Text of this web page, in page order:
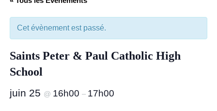
Cet évènement est passé.
Saints Peter & Paul Catholic High
School
juin 25 @ 16h00 – 17h00